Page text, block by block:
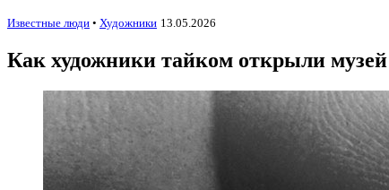
Известные люди • Художники 13.05.2026
Как художники тайком открыли